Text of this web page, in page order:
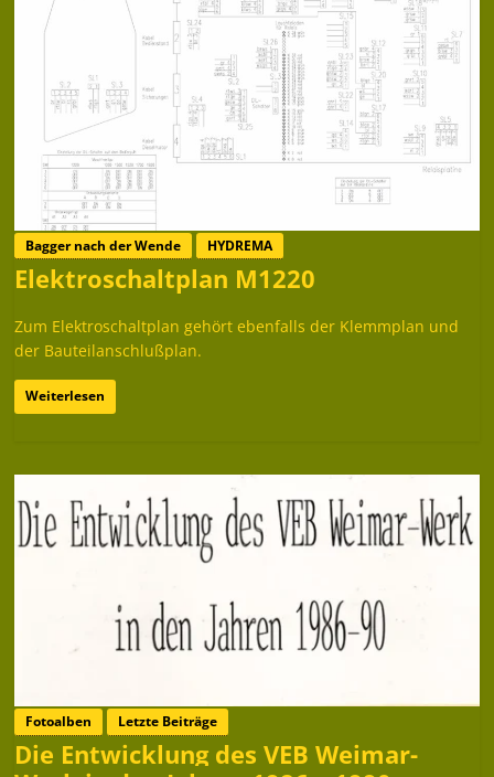
Bagger nach der Wende HYDREMA
Elektroschaltplan M1220
Zum Elektroschaltplan gehört ebenfalls der Klemmplan und
der Bauteilanschlußplan.
Weiterlesen
Fotoalben Letzte Beiträge
Die Entwicklung des VEB Weimar-